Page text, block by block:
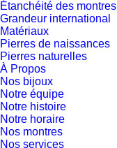
Étanchéité des montres
Grandeur international
Matériaux
Pierres de naissances
Pierres naturelles
À Propos
Nos bijoux
Notre équipe
Notre histoire
Notre horaire
Nos montres
Nos services